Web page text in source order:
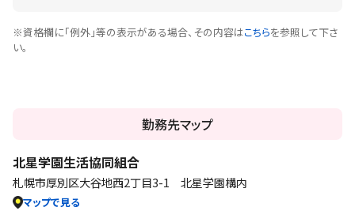
※資格欄に「例外」等の表示がある場合、その内容はこちらを参照して下さ
い。
勤務先マップ
北星学園生活協同組合
札幌市厚別区大谷地西2丁目3-1 北星学園構内
マップで見る